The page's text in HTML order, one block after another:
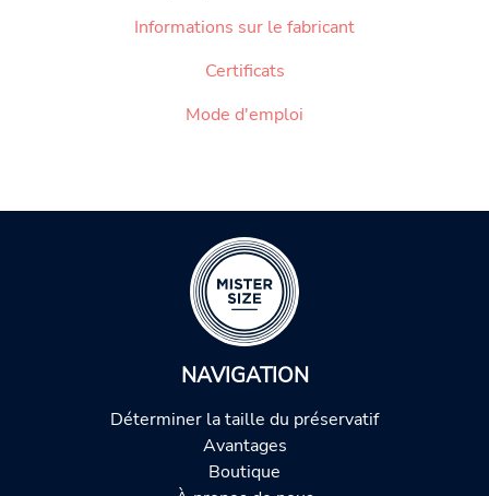
Informations sur le fabricant
Certificats
Mode d'emploi
NAVIGATION
Déterminer la taille du préservatif
Avantages
Boutique